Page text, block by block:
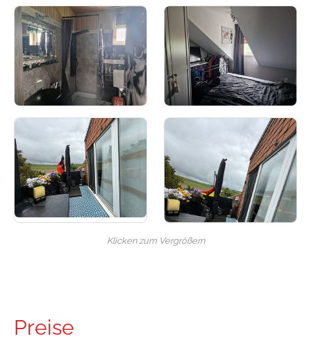
Klicken zum Vergrößern
Preise